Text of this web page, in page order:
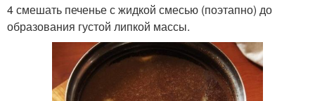
4 смешать печенье с жидкой смесью (поэтапно) до
образования густой липкой массы.